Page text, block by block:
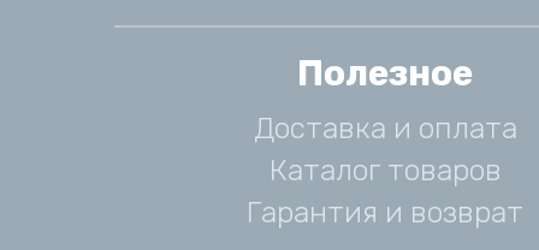
Полезное
Доставка и оплата
Каталог товаров
Гарантия и возврат